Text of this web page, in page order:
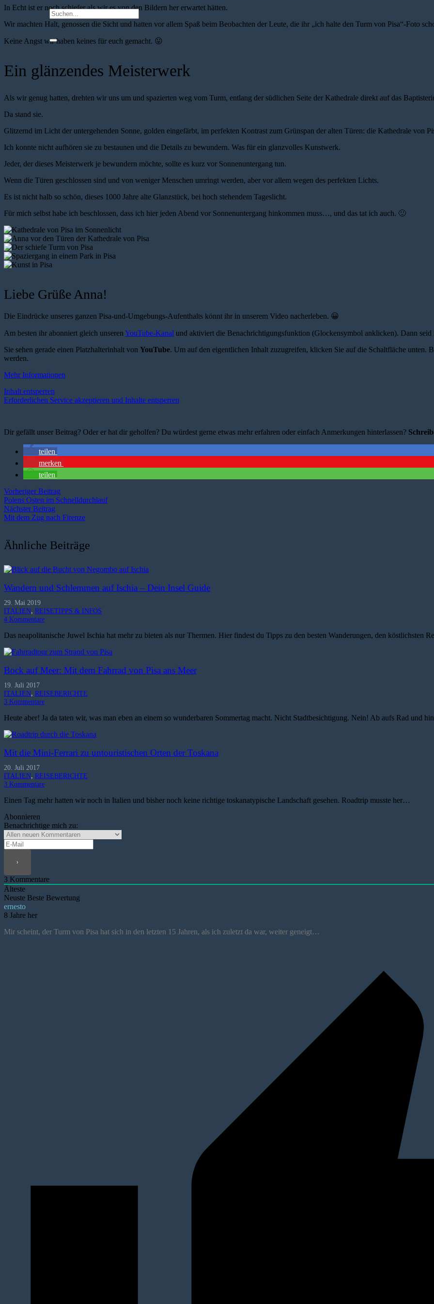
In Echt ist er noch schiefer als wir es von den Bildern her erwartet hätten.
Wir machten Halt, genossen die Sicht und hatten vor allem Spaß beim Beobachten der Leute, die ihr „ich halte den Turm von Pisa“-Foto
Keine Angst wir haben keines für euch gemacht. 😛
Ein glänzendes Meisterwerk
Als wir genug hatten, drehten wir uns um und spazierten weg vom Turm, entlang der südlichen Seite der Kathedrale direkt auf das
Da stand sie.
Glitzernd im Licht der untergehenden Sonne, golden eingefärbt, im perfekten Kontrast zum Grünspan der alten Türen: die Kathedrale von
Ich konnte nicht aufhören sie zu bestaunen und die Details zu bewundern. Was für ein glanzvolles Kunstwerk.
Jeder, der dieses Meisterwerk je bewundern möchte, sollte es kurz vor Sonnenuntergang tun.
Wenn die Türen geschlossen sind und von weniger Menschen umringt werden, aber vor allem wegen des perfekten Lichts.
Es ist nicht halb so schön, dieses 1000 Jahre alte Glanzstück, bei hoch stehendem Tageslicht.
Für mich selbst habe ich beschlossen, dass ich hier jeden Abend vor Sonnenuntergang hinkommen muss…, und das tat ich auch. 🙂
Liebe Grüße Anna!
Die Eindrücke unseres ganzen Pisa-und-Umgebungs-Aufenthalts könnt ihr in unserem Video nacherleben. 😀
Am besten ihr abonniert gleich unseren YouTube-Kanal und aktiviert die Benachrichtigungsfunktion (Glockensymbol anklicken). Dann
Sie sehen gerade einen Platzhalterinhalt von YouTube. Um auf den eigentlichen Inhalt zuzugreifen, klicken Sie auf die Schaltfläche unten.
werden.
Mehr Informationen
Inhalt entsperren
Erforderlichen Service akzeptieren und Inhalte entsperren
Dir gefällt unser Beitrag? Oder er hat dir geholfen? Du würdest gerne etwas mehr erfahren oder einfach Anmerkungen hinterlassen?
teilen
merken
teilen
Vorheriger Beitrag
Polens Osten im Schnelldurchlauf
Nächster Beitrag
Mit dem Zug nach Firenze
Ähnliche Beiträge
Wandern und Schlemmen auf Ischia – Dein Insel Guide
29. Mai 2019
ITALIEN, REISETIPPS & INFOS
4 Kommentare
Das neapolitanische Juwel Ischia hat mehr zu bieten als nur Thermen. Hier findest du Tipps zu den besten Wanderungen, den köstlichsten
Bock auf Meer: Mit dem Fahrrad von Pisa ans Meer
19. Juli 2017
ITALIEN, REISEBERICHTE
3 Kommentare
Heute aber! Ja da taten wir, was man eben an einem so wunderbaren Sommertag macht. Nicht Stadtbesichtigung. Nein! Ab aufs Rad und
Mit die Mini-Ferrari zu untouristischen Orten der Toskana
20. Juli 2017
ITALIEN, REISEBERICHTE
3 Kommentare
Einen Tag mehr hatten wir noch in Italien und bisher noch keine richtige toskanatypische Landschaft gesehen. Roadtrip musste her…
Abonnieren
Benachrichtige mich zu:
3 Kommentare
Älteste
Neuste Beste Bewertung
ernesto
8 Jahre her
Mir scheint, der Turm von Pisa hat sich in den letzten 15 Jahren, als ich zuletzt da war, weiter geneigt…